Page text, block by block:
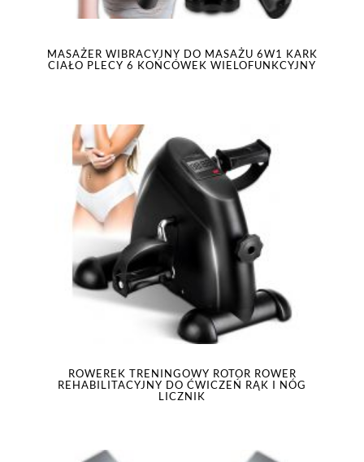
MASAŻER WIBRACYJNY DO MASAŻU 6W1 KARK
CIAŁO PLECY 6 KOŃCÓWEK WIELOFUNKCYJNY
ROWEREK TRENINGOWY ROTOR ROWER
REHABILITACYJNY DO ĆWICZEŃ RĄK I NÓG
LICZNIK